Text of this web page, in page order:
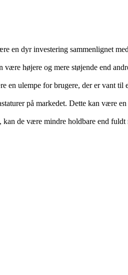
en dyr investering sammenlignet
højere og mere støjende end
en ulempe for brugere, der er vant
på markedet. Dette kan være
de være mindre holdbare end